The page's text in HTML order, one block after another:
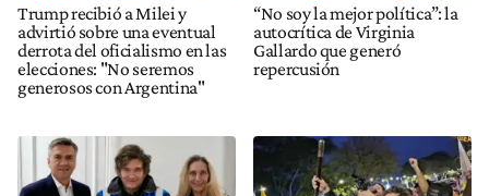
Trump recibió a Milei y
advirtió sobre una eventual
derrota del oficialismo en las
elecciones: "No seremos
generosos con Argentina"
“No soy la mejor política”: la
autocrítica de Virginia
Gallardo que generó
repercusión